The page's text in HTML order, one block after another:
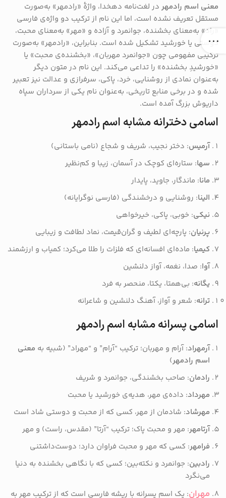
معنی اسم رادمهر در لغت‌نامه دهخدا، واژهٔ «رادمهر» به‌صورت
مستقل تعریف نشده است، اما این نام از ترکیب دو واژه‌ی فارسی
«راد» به‌معنای بخشنده، جوانمرد و آزاده و «مهر» به‌معنای محبت،
دوستی یا خورشید تشکیل شده است. بنابراین، «رادمهر» به‌صورت
ترکیبی مفهومی چون «جوانمرد مهربان»، «بخشنده‌ی محبت» یا
«خورشیدِ بخشنده» را تداعی می‌کند. این نام در متون دیگر
به‌عنوان نمادی از روشنایی، خرد، پاکی، سرفرازی و عدالت نیز تعبیر
شده و در برخی منابع تاریخی، به‌عنوان نام یکی از سرداران سپاه
داریوش بزرگ آمده است.
اسامی دخترانه مشابه اسم رادمهر
آرمیس: دختر نجیب، شریف و شجاع (نامی باستانی)
سها: ستاره‌ای کوچک در آسمان، زیبا و کم‌نظیر
مانا: ماندگار، جاوید، پایدار
الینا: روشنایی و درخشندگی (فارسی نوگرایانه)
نیکی: خوبی، پاکی، خیرخواهی
پرنیان: پارچه‌ای لطیف و گران‌قیمت، نماد لطافت و زیبایی
کیمیا: ماده‌ای افسانه‌ای که فلزات را طلا می‌کرد؛ کمیاب و ارزشمند
آوا: صدا، نغمه، آواز دلنشین
یگانه: بی‌همتا، یکتا، منحصر به فرد
ترانه: شعر و آواز، آهنگ دلنشین و شاعرانه
اسامی پسرانه مشابه اسم رادمهر
آرمهراد: آرام و مهربان؛ ترکیب “آرام” و “مهراد” (شبیه به معنی
اسم رادمهر)
رادمان: صاحب بخشندگی، جوانمرد و شریف
مهرداد: داده‌ی مهر، هدیه‌ی خورشید یا محبت
مهرشاد: شادمان از مهر، کسی که از محبت و دوستی شاد است
آرتامهر: مهر و محبت پاک؛ ترکیب “آرتا” (مقدس، راست) و مهر
فرامهر: کسی که مهر و محبت فراوان دارد؛ دوست‌داشتنی
رادبین: جوانمرد و نکته‌بین؛ کسی که با نگاهی بخشنده به دنیا
می‌نگرد
مهران: یک اسم پسرانه با ریشه فارسی است که از ترکیب مهر به